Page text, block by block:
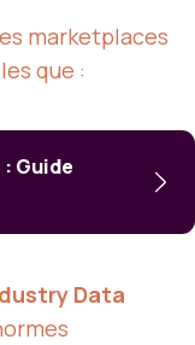
marketplaces
que :
Guide
Data